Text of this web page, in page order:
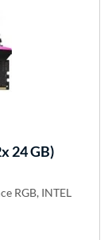
24 GB)
RGB, INTEL